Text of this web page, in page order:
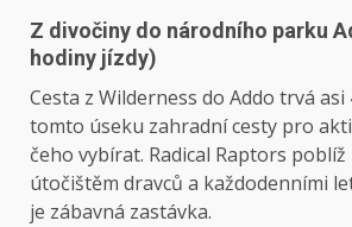
Z divočiny do národního parku
hodiny jízdy)
Cesta z Wilderness do Addo trvá asi
tomto úseku zahradní cesty pro
čeho vybírat. Radical Raptors
útočištěm dravců a každodenními
je zábavná zastávka.